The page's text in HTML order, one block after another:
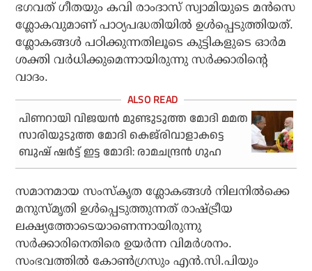
ഭഗവത് ഗീതയും കവി രാംദാസ് സ്വാമിയുടെ മന്‍സെ
ശ്ലോകവുമാണ് പാഠ്യപദ്ധതിയില്‍ ഉള്‍പ്പെടുത്തിയത്.
ശ്ലോകങ്ങള്‍ പഠിക്കുന്നതിലൂടെ കുട്ടികളുടെ ഓര്‍മ
ശക്തി വര്‍ധിക്കുമെന്നായിരുന്നു സര്‍ക്കാരിന്റെ
വാദം.
പിണറായി വിജയൻ മുണ്ടുടുത്ത മോദി മമത
സാരിയുടുത്ത മോദി കെജ്‌രിവാളാകട്ടെ
ബുഷ് ഷർട്ട് ഇട്ട മോദി: രാമചന്ദ്രൻ ഗുഹ
സമാനമായ സംസ്‌കൃത ശ്ലോകങ്ങള്‍ നിലനില്‍ക്കെ
മനുസ്മൃതി ഉള്‍പ്പെടുത്തുന്നത് രാഷ്ട്രീയ
ലക്ഷ്യത്തോടെയാണെന്നായിരുന്നു
സര്‍ക്കാരിനെതിരെ ഉയര്‍ന്ന വിമര്‍ശനം.
സംഭവത്തില്‍ കോണ്‍ഗ്രസും എന്‍.സി.പിയും